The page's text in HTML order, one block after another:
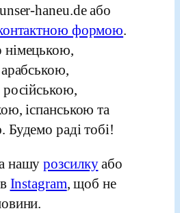
haneu.de або
формою.
іспанською та
раді тобі!
нашурозсилкуабо
Instagram, щоб не